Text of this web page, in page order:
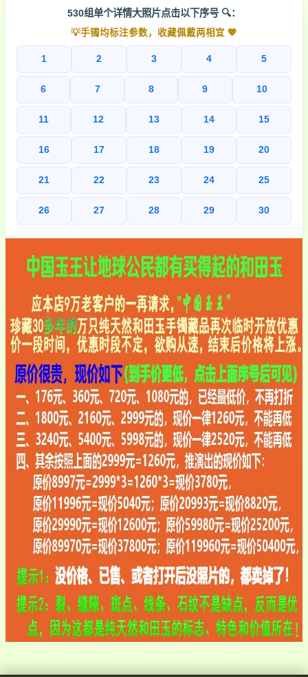
530组单个详情大照片点击以下序号 🔍：
💡手镯均标注参数，收藏佩戴两相宜 💖
1 2 3 4 5
6 7 8 9 10
11 12 13 14 15
16 17 18 19 20
21 22 23 24 25
26 27 28 29 30